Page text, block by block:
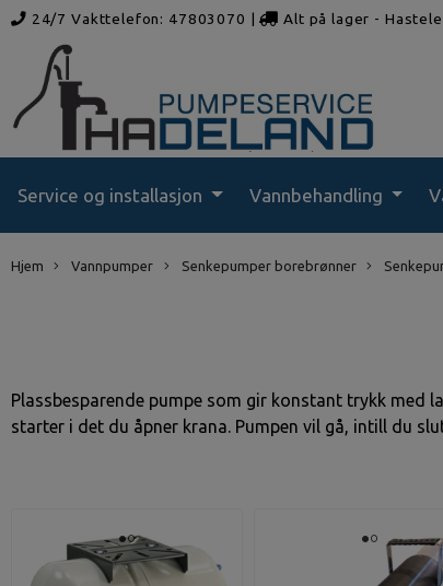
24/7 Vakttelefon: 47803070 | Alt på lager -
rådgivning
Service og installasjon Vannbehandling
Hjem Vannpumper Senkepumper borebrønner
Plassbesparende pumpe som gir konstant trykk med
starter i det du åpner krana. Pumpen vil gå, intill du